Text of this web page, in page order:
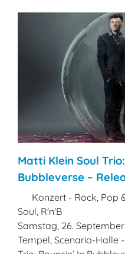
Matti Klein Soul
Bubbleverse –
Konzert - Rock, Pop
Soul, R'n'B
Samstag, 26.
Tempel, Scenario-Halle